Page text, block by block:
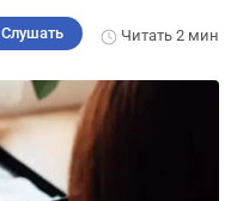
Слушать Читать2 мин